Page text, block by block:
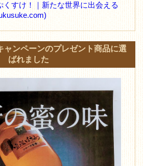
くすけ！｜新たな世界に出会える
ャンペーンのプレゼント商品に選
ばれました